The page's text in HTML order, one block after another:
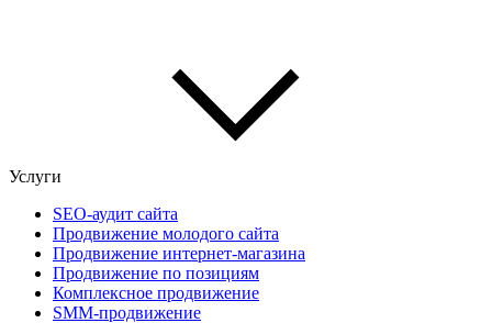
Услуги
SEO-аудит сайта
Продвижение молодого сайта
Продвижение интернет-магазина
Продвижение по позициям
Комплексное продвижение
SMM-продвижение